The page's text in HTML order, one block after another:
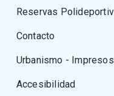
Reservas
Contacto
Urbanismo -
Accesibilidad